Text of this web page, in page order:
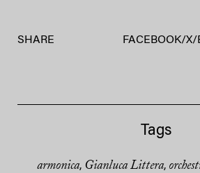
SHARE FACEBOOK/X/
Tags
armonica, Gianluca Littera,